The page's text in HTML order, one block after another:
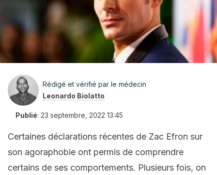
Rédigé et vérifié par le médecin
Leonardo Biolatto
Publié: 23 septembre, 2022 13:45
Certaines déclarations récentes de Zac Efron sur
son agoraphobie ont permis de comprendre
certains de ses comportements. Plusieurs fois, on